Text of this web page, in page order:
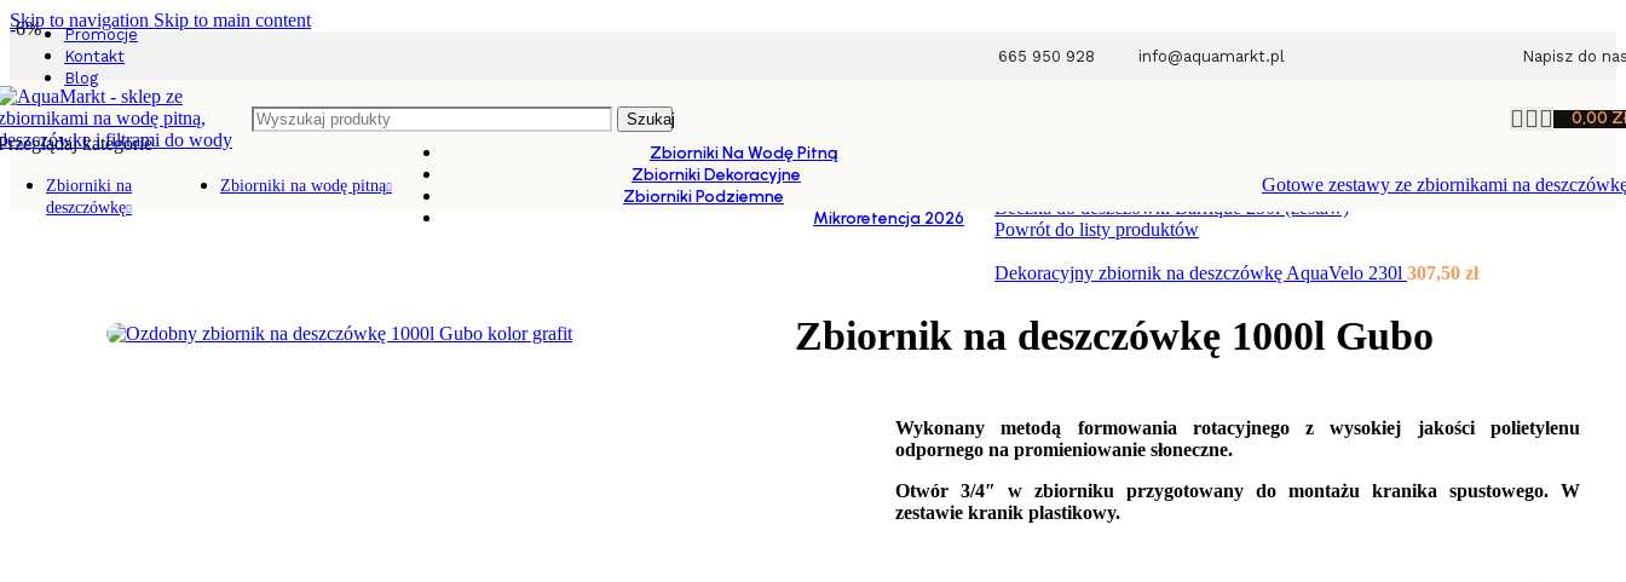
Skip to navigation Skip to main content
Promocje
Kontakt
Blog
665 950 928 info@aquamarkt.pl Napisz do
Szukaj 0,00
kategorie
Zbiorniki na
deszczówkę
Zbiorniki na wodę pitną
Zbiorniki Na Wodę Pitną
Zbiorniki Dekoracyjne
Zbiorniki Podziemne
Mikroretencja 2026
Gotowe zestawy ze zbiornikami na
Strona główna/ Zbiorniki na deszczówkę/ Zbiorniki na deszczówkę dekoracyjne/ Zbiornik na deszczówkę 1000l Gubo
Beczka do deszczówki Barrique 250l (zestaw)
Powrót do listy produktów
Dekoracyjny zbiornik na deszczówkę AquaVelo 230l 307,50 zł
-6%
Zbiornik na deszczówkę 1000l Gubo
Wykonany metodą formowania rotacyjnego z wysokiej jakości polietylenu
odpornego na promieniowanie słoneczne.
Otwór 3/4″ w zbiorniku przygotowany do montażu kranika spustowego. W
zestawie kranik plastikowy.